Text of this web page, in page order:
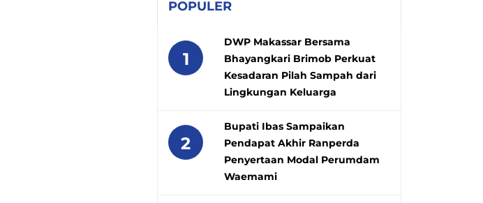
POPULER
1
DWP Makassar Bersama
Bhayangkari Brimob Perkuat
Kesadaran Pilah Sampah dari
Lingkungan Keluarga
2
Bupati Ibas Sampaikan
Pendapat Akhir Ranperda
Penyertaan Modal Perumdam
Waemami